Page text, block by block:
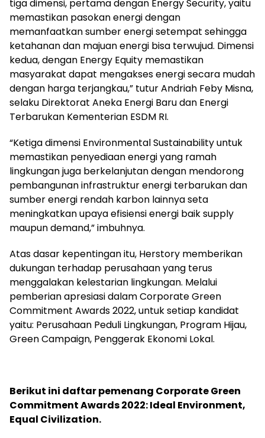
tiga dimensi, pertama dengan Energy Security, yaitu
memastikan pasokan energi dengan
memanfaatkan sumber energi setempat sehingga
ketahanan dan majuan energi bisa terwujud. Dimensi
kedua, dengan Energy Equity memastikan
masyarakat dapat mengakses energi secara mudah
dengan harga terjangkau,” tutur Andriah Feby Misna,
selaku Direktorat Aneka Energi Baru dan Energi
Terbarukan Kementerian ESDM RI.
“Ketiga dimensi Environmental Sustainability untuk
memastikan penyediaan energi yang ramah
lingkungan juga berkelanjutan dengan mendorong
pembangunan infrastruktur energi terbarukan dan
sumber energi rendah karbon lainnya seta
meningkatkan upaya efisiensi energi baik supply
maupun demand,” imbuhnya.
Atas dasar kepentingan itu, Herstory memberikan
dukungan terhadap perusahaan yang terus
menggalakan kelestarian lingkungan. Melalui
pemberian apresiasi dalam Corporate Green
Commitment Awards 2022, untuk setiap kandidat
yaitu: Perusahaan Peduli Lingkungan, Program Hijau,
Green Campaign, Penggerak Ekonomi Lokal.
Berikut ini daftar pemenang Corporate Green
Commitment Awards 2022: Ideal Environment,
Equal Civilization.